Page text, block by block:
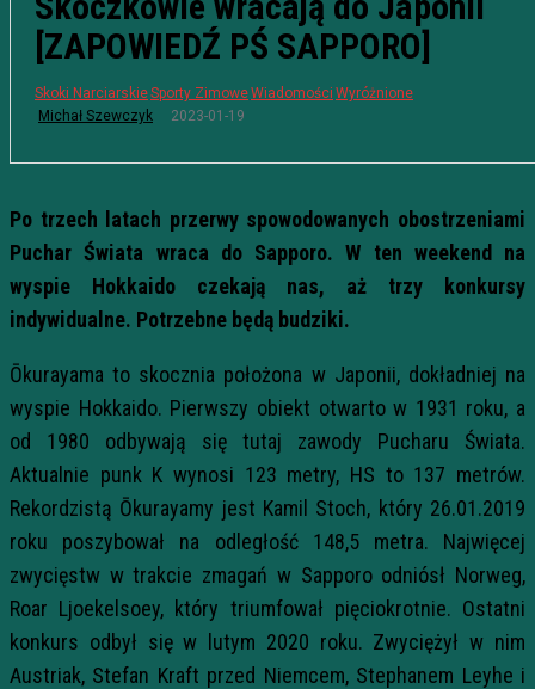
[ZAPOWIEDŹ PŚ SAPPORO]
Skoki NarciarskieSporty ZimoweWiadomości Wyróżnione
Michał Szewczyk
2023-01-19
Po trzech latach przerwy spowodowanych obostrzeniami
Puchar Świata wraca do Sapporo. W ten weekend na
wyspie Hokkaido czekają nas, aż trzy konkursy
indywidualne. Potrzebne będą budziki.
Ōkurayama to skocznia położona w Japonii, dokładniej na
wyspie Hokkaido. Pierwszy obiekt otwarto w 1931 roku, a
od 1980 odbywają się tutaj zawody Pucharu Świata.
Aktualnie punk K wynosi 123 metry, HS to 137 metrów.
Rekordzistą Ōkurayamy jest Kamil Stoch, który 26.01.2019
roku poszybował na odległość 148,5 metra. Najwięcej
zwycięstw w trakcie zmagań w Sapporo odniósł Norweg,
Roar Ljoekelsoey, który triumfował pięciokrotnie. Ostatni
konkurs odbył się w lutym 2020 roku. Zwyciężył w nim
Austriak, Stefan Kraft przed Niemcem, Stephanem Leyhe i